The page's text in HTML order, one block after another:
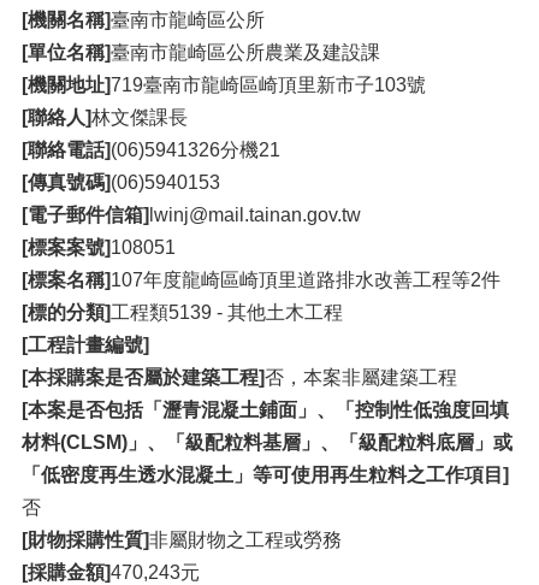
[機關名稱]臺南市龍崎區公所
[單位名稱]臺南市龍崎區公所農業及建設課
[機關地址]719臺南市龍崎區崎頂里新市子103號
[聯絡人]林文傑課長
[聯絡電話](06)5941326分機21
[傳真號碼](06)5940153
[電子郵件信箱] lwinj@mail.tainan.gov.tw
[標案案號]108051
[標案名稱]107年度龍崎區崎頂里道路排水改善工程等2件
[標的分類]工程類5139 - 其他土木工程
[工程計畫編號]
[本採購案是否屬於建築工程]否，本案非屬建築工程
[本案是否包括「瀝青混凝土鋪面」、「控制性低強度回填
材料(CLSM)」、「級配粒料基層」、「級配粒料底層」或
「低密度再生透水混凝土」等可使用再生粒料之工作項目]
否
[財物採購性質]非屬財物之工程或勞務
[採購金額]470,243元